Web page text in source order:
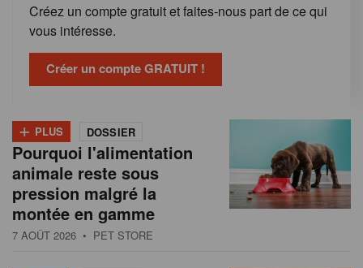
Créez un compte gratuit et faites-nous part de ce qui
vous intéresse.
Créer un compte GRATUIT !
+ PLUS DOSSIER
Pourquoi l'alimentation
animale reste sous
pression malgré la
montée en gamme
7 AOÛT 2026 • PET STORE